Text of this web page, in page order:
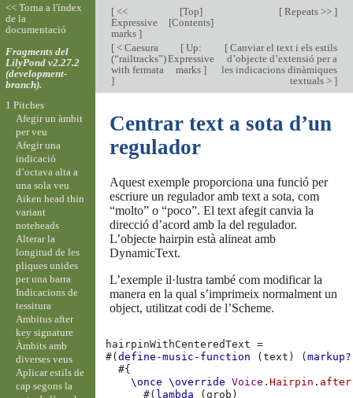
[<<
Expressive
marks ]
[Top]
[Contents]
[Repeats >> ]
[< Caesura
(“railtracks”)
with fermata
]
[Up:
Expressive
marks ]
[Canviar el text i els estils
d’objecte d’extensió per a
les indicacions dinàmiques
textuals > ]
Centrar text a sota d’un
regulador
Aquest exemple proporciona una funció per
escriure un regulador amb text a sota, com
“molto” o “poco”. El text afegit canvia la
direcció d’acord amb la del regulador.
L’objecte hairpin està alineat amb
DynamicText.
L’exemple il·lustra també com modificar la
manera en la qual s’imprimeix normalment un
object, utilitzat codi de l’Scheme.
hairpinWithCenteredText
=
#(define-music-function (text ) (markup?
#{
\once
\override Voice .Hairpin .
#( lambda (grob )
<< Torna a l'índex
de la
documentació
Fragments del
LilyPond v2.27.2
(development-
branch).
1 Pitches
Afegir un àmbit
per veu
Afegir una
indicació
d’octava alta a
una sola veu
Aiken head thin
variant
noteheads
Alterar la
longitud de les
pliques unides
per una barra
Indicacions de
tessitura
Ambitus after
key signature
Àmbits amb
diverses veus
Aplicar estils de
cap segons la